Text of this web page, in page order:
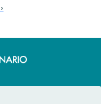
página